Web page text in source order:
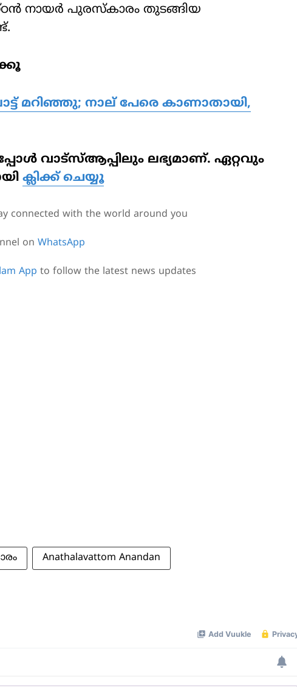
നായര്‍ പുരസ്‌കാരം തുടങ്ങിയ
മറിഞ്ഞു; നാല് പേരെ കാണാതായി,
വാട്‌സ്ആപ്പിലും ലഭ്യമാണ്. ഏറ്റവും
ക്ലിക്ക് ചെയ്യൂ
connected with the world around you
on WhatsApp
App to follow the latest news updates
Anathalavattom Anandan